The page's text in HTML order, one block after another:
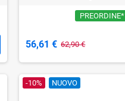
PREORDINE*
56,61 € 62,90 €
-10% NUOVO